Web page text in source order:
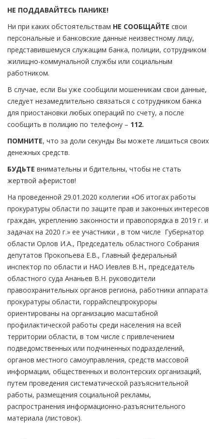
НЕ ПОДДАВАЙТЕСЬ ПАНИКЕ!
Ни при каких обстоятельствам НЕ СООБЩАЙТЕ свои
персональные и банковские данные неизвестному лицу,
представившемуся служащим банка, полиции, сотрудником
жилищно-коммунальной службы или социальным
работником.
В случае, если Вы уже сообщили мошенникам свои данные,
следует незамедлительно связаться с сотрудником банка
для приостановки любых операций по счету, а после
сообщить в полицию по телефону – 112.
ПОМНИТЕ, что за доли секунды Вы можете лишиться своих
денежных средств.
БУДЬТЕ внимательны и бдительны, чтобы не стать
жертвой аферистов!
На проведенной 29.01.2020 коллегии «Об итогах работы
прокуратуры области по защите прав и законных интересов
граждан, укреплению законности и правопорядка в 2019 г. и
задачах на 2020 г.» ее участники , в том числе Губернатор
области Орлов И.А., Председатель областного Собрания
депутатов Прокопьева Е.В., Главный федеральный
инспектор по области и НАО Иевлев В.Н., председатель
областного суда Ананьев В.Н. руководители
правоохранительных органов региона, работники аппарата
прокуратуры области, горрайспецпрокуроры
ориентированы на организацию масштабной
профилактической работы среди населения на всей
территории области, в том числе с привлечением
подведомственных или подчиненных подразделений,
органов местного самоуправления, средств массовой
информации, общественных и волонтерских организаций,
путем проведения систематической разъяснительной
работы, размещения социальной рекламы,
распространения информационно-разъяснительного
материала (листовок).